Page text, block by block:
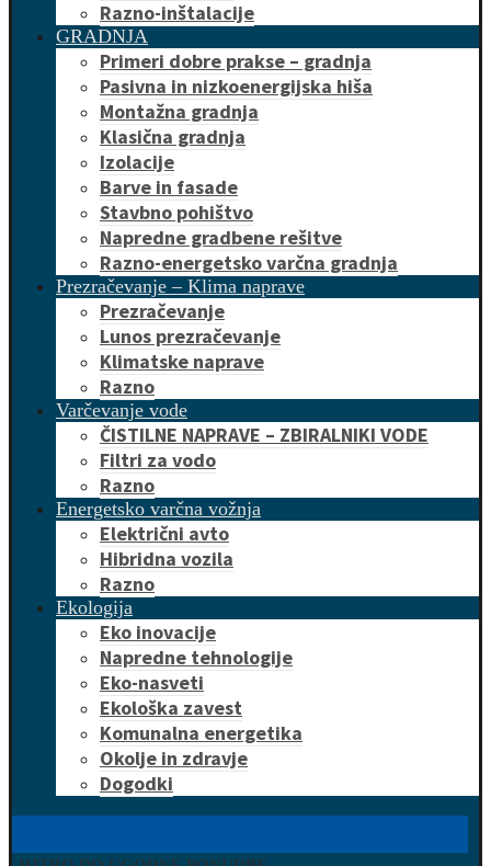
Razno-inštalacije
GRADNJA
Primeri dobre prakse – gradnja
Pasivna in nizkoenergijska hiša
Montažna gradnja
Klasična gradnja
Izolacije
Barve in fasade
Stavbno pohištvo
Napredne gradbene rešitve
Razno-energetsko varčna gradnja
Prezračevanje – Klima naprave
Prezračevanje
Lunos prezračevanje
Klimatske naprave
Razno
Varčevanje vode
ČISTILNE NAPRAVE – ZBIRALNIKI VODE
Filtri za vodo
Razno
Energetsko varčna vožnja
Električni avto
Hibridna vozila
Razno
Ekologija
Eko inovacije
Napredne tehnologije
Eko-nasveti
Ekološka zavest
Komunalna energetika
Okolje in zdravje
Dogodki